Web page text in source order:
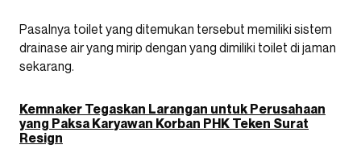
Pasalnya toilet yang ditemukan tersebut memiliki sistem
drainase air yang mirip dengan yang dimiliki toilet di jaman
sekarang.
Kemnaker Tegaskan Larangan untuk Perusahaan
yang Paksa Karyawan Korban PHK Teken Surat
Resign